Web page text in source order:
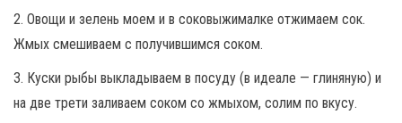
2. Овощи и зелень моем и в соковыжималке отжимаем сок.
Жмых смешиваем с получившимся соком.
3. Куски рыбы выкладываем в посуду (в идеале — глиняную) и
на две трети заливаем соком со жмыхом, солим по вкусу.